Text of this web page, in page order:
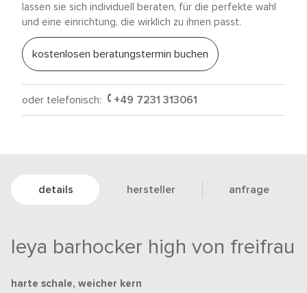
lassen sie sich individuell beraten, für die perfekte wahl
und eine einrichtung, die wirklich zu ihnen passt.
kostenlosen beratungstermin buchen
oder telefonisch: +49 7231 313061
details hersteller anfrage
leya barhocker high von freifrau
harte schale, weicher kern